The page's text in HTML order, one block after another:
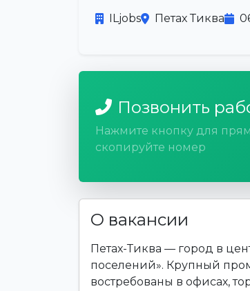
ILjobs Петах Тиква
Позвонить
Нажмите кнопку для
скопируйте номер
О вакансии
Петах-Тиква — город в
поселений». Крупный
востребованы в офисах,